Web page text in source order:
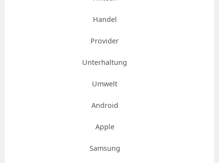
Handel
Provider
Unterhaltung
Umwelt
Android
Apple
Samsung